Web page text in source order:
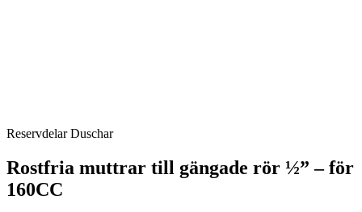
Reservdelar Duschar
Rostfria muttrar till gängade rör ½” – för
160CC